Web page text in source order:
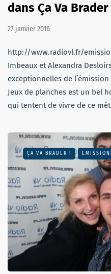
dans Ça Va Brader
27 janvier 2016
http://www.radiovl.fr/
Imbeaux et Alexandra
exceptionnelles de l’émission
Jeux de planches est un bel
qui tentent de vivre de ce
ÇA VA BRADER !